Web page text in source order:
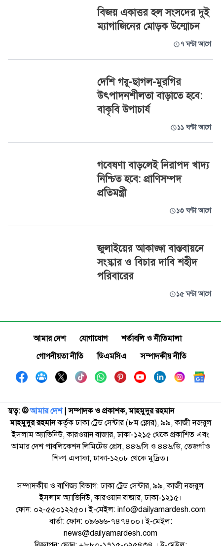
বিজয় একাত্তর হল সংসদের দুই
ম্যাগাজিনের মোড়ক উন্মোচন
৭ ঘণ্টা আগে
দেশি গরু-ছাগল-মুরগির
উৎপাদনশীলতা বাড়াতে হবে:
বাকৃবি উপাচার্য
১১ ঘণ্টা আগে
গবেষণা বাড়লেই নিরাপদ খাদ্য
নিশ্চিত হবে: প্রাণিসম্পদ
প্রতিমন্ত্রী
১৩ ঘণ্টা আগে
জুলাইয়ের আকাঙ্ক্ষা বাস্তবায়নে
সংস্কার ও বিচার দাবি শহীদ
পরিবারের
১৫ ঘণ্টা আগে
আমার দেশ যোগাযোগ
শর্তাবলি ও নীতিমালা
গোপনীয়তা নীতি
ডিএমসিএ সম্পাদকীয় নীতি
স্বত্ব: ©️আমার দেশ| সম্পাদক ও প্রকাশক, মাহমুদুর রহমান
মাহমুদুর রহমানকর্তৃক ঢাকা ট্রেড সেন্টার (৮ম ফ্লোর), ৯৯, কাজী নজরুল
ইসলাম অ্যাভিনিউ, কারওয়ান বাজার, ঢাকা-১২১৫ থেকে প্রকাশিত এবং
আমার দেশ পাবলিকেশন লিমিটেড প্রেস, ৪৪৬/সি ও ৪৪৬/ডি, তেজগাঁও
শিল্প এলাকা, ঢাকা-১২০৮ থেকে মুদ্রিত।
সম্পাদকীয় ও বাণিজ্য বিভাগ: ঢাকা ট্রেড সেন্টার, ৯৯, কাজী নজরুল
ইসলাম অ্যাভিনিউ, কারওয়ান বাজার, ঢাকা-১২১৫।
ফোন: ০২-৫৫০১২২৫০। ই-মেইল: info@dailyamardesh.com
বার্তা: ফোন: ০৯৬৬৬-৭৪৭৪০০। ই-মেইল:
news@dailyamardesh.com